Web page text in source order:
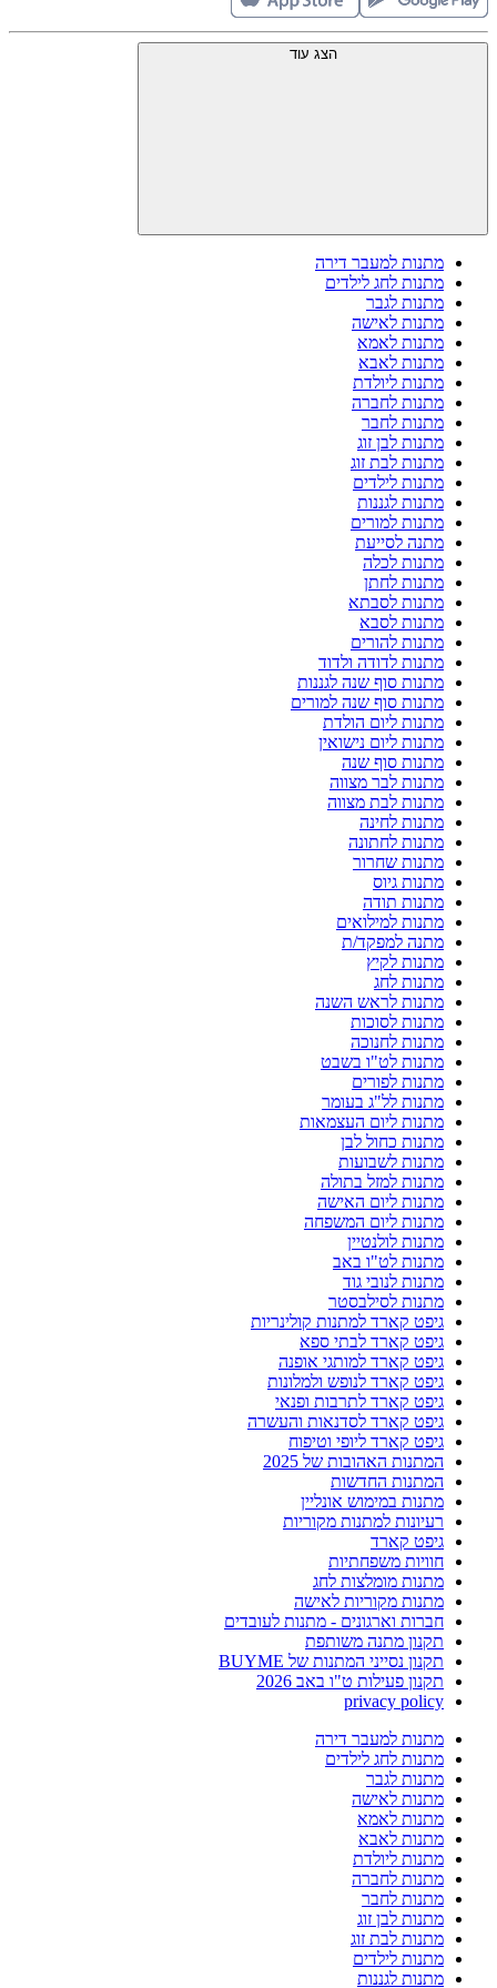
הצג עוד
מתנות למעבר דירה
מתנות לחג לילדים
מתנות לגבר
מתנות לאישה
מתנות לאמא
מתנות לאבא
מתנות ליולדת
מתנות לחברה
מתנות לחבר
מתנות לבן זוג
מתנות לבת זוג
מתנות לילדים
מתנות לגננות
מתנות למורים
מתנה לסייעת
מתנות לכלה
מתנות לחתן
מתנות לסבתא
מתנות לסבא
מתנות להורים
מתנות לדודה ולדוד
מתנות סוף שנה לגננות
מתנות סוף שנה למורים
מתנות ליום הולדת
מתנות ליום נישואין
מתנות סוף שנה
מתנות לבר מצווה
מתנות לבת מצווה
מתנות לחינה
מתנות לחתונה
מתנות שחרור
מתנות גיוס
מתנות תודה
מתנות למילואים
מתנה למפקד/ת
מתנות לקיץ
מתנות לחג
מתנות לראש השנה
מתנות לסוכות
מתנות לחנוכה
מתנות לט"ו בשבט
מתנות לפורים
מתנות לל"ג בעומר
מתנות ליום העצמאות
מתנות כחול לבן
מתנות לשבועות
מתנות למזל בתולה
מתנות ליום האישה
מתנות ליום המשפחה
מתנות לולנטיין
מתנות לט"ו באב
מתנות לנובי גוד
מתנות לסילבסטר
גיפט קארד למתנות קולינריות
גיפט קארד לבתי ספא
גיפט קארד למותגי אופנה
גיפט קארד לנופש ולמלונות
גיפט קארד לתרבות ופנאי
גיפט קארד לסדנאות והעשרה
גיפט קארד ליופי וטיפוח
המתנות האהובות של 2025
המתנות החדשות
מתנות במימוש אונליין
רעיונות למתנות מקוריות
גיפט קארד
חוויות משפחתיות
מתנות מומלצות לחג
מתנות מקוריות לאישה
חברות וארגונים - מתנות לעובדים
תקנון מתנה משותפת
תקנון נסייני המתנות של BUYME
תקנון פעילות ט"ו באב 2026
privacy policy
מתנות למעבר דירה
מתנות לחג לילדים
מתנות לגבר
מתנות לאישה
מתנות לאמא
מתנות לאבא
מתנות ליולדת
מתנות לחברה
מתנות לחבר
מתנות לבן זוג
מתנות לבת זוג
מתנות לילדים
מתנות לגננות